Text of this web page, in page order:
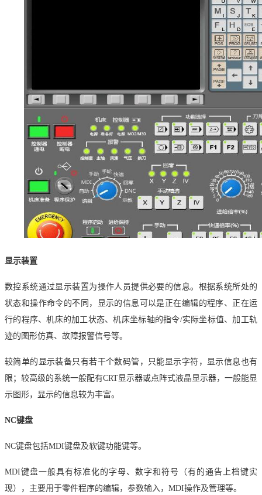
显示装置
数控系统通过显示装置为操作人员提供必要的信息。根据系统所处的
状态和操作命令的不同，显示的信息可以是正在编辑的程序、正在运
行的程序、机床的加工状态、机床坐标轴的指令/实际坐标值、加工轨
迹的图形仿真、故障报警信号等。
较简单的显示装备只有若干个数码管，只能显示字符，显示信息也有
限；较高级的系统一般配有CRT显示器或点阵式液晶显示器，一般能显
示图形，显示的信息较为丰富。
NC键盘
NC键盘包括MDI键盘及软键功能键等。
MDI键盘一般具有标准化的字母、数字和符号（有的通告上档键实
现），主要用于零件程序的编辑，参数输入，MDI操作及管理等。